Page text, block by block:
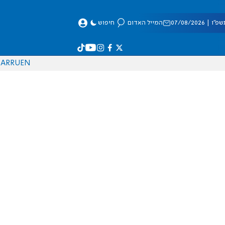
08/2026 המייל האדום חיפוש
EN
RU
AR